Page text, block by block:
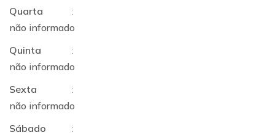
Quarta
:
não informado
Quinta
:
não informado
Sexta
:
não informado
Sábado
: